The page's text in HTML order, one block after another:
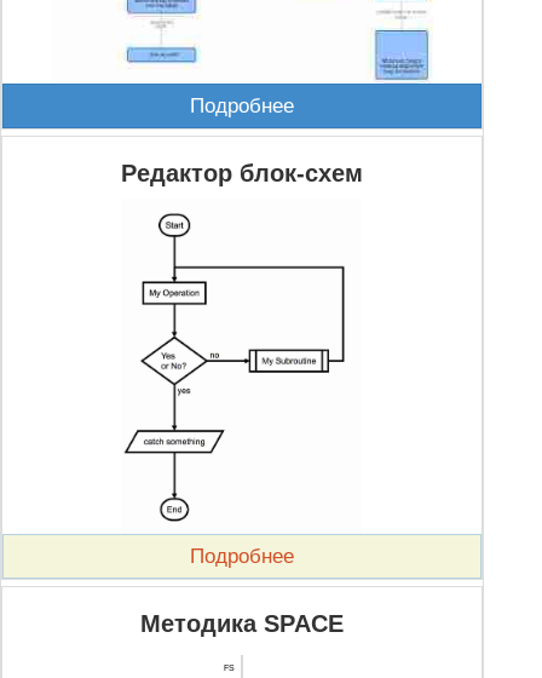
Подробнее
Редактор блок-схем
Подробнее
Методика SPACE
FS